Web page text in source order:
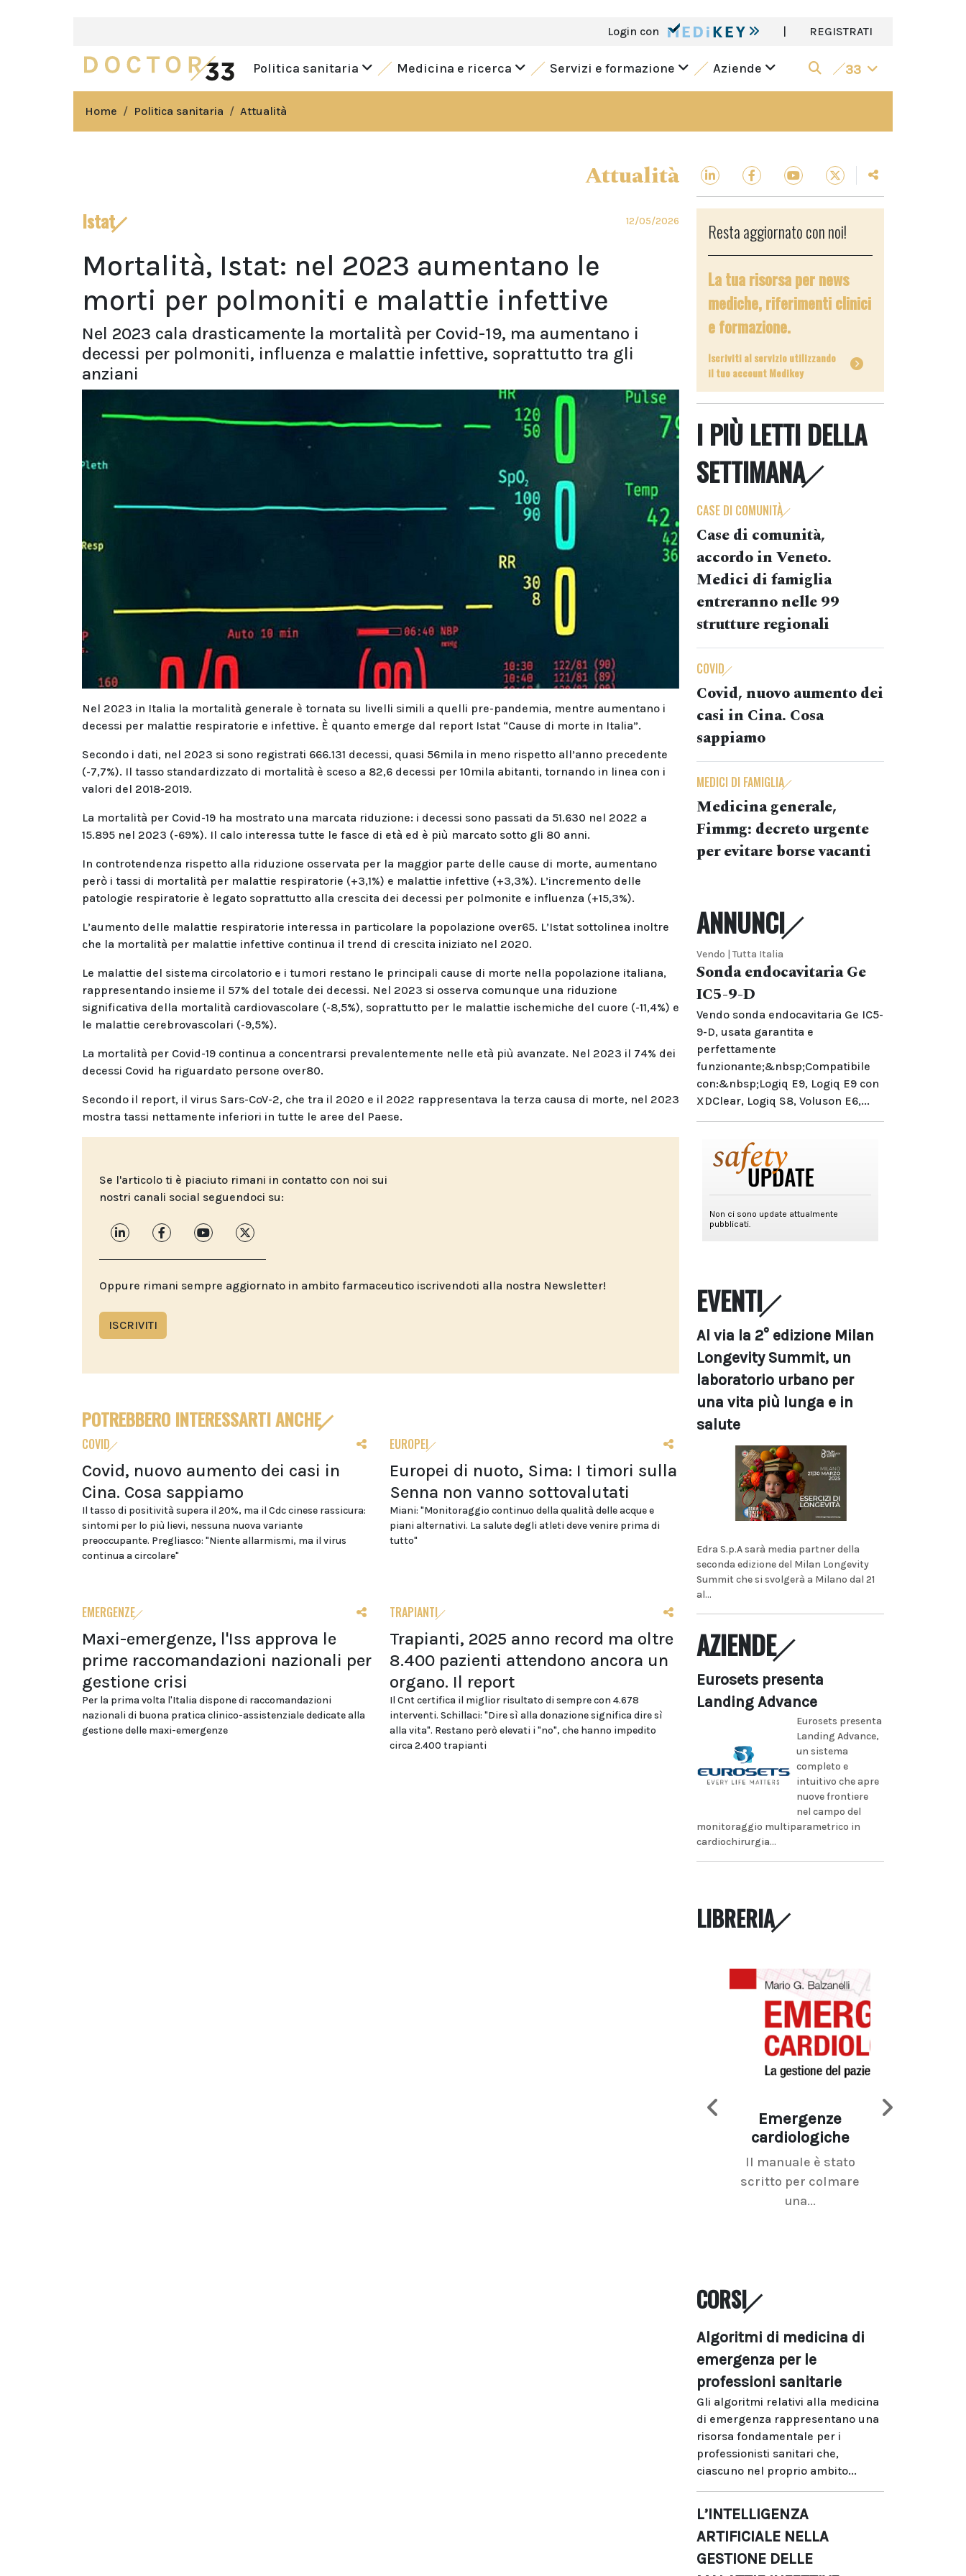
Login con | REGISTRATI
Politica sanitaria Medicina e ricerca Servizi e formazione Aziende 33
Home Politica sanitaria Attualità
Attualità
Istat 12/05/2026
Mortalità, Istat: nel 2023 aumentano le
morti per polmoniti e malattie infettive
Nel 2023 cala drasticamente la mortalità per Covid-19, ma aumentano i
decessi per polmoniti, influenza e malattie infettive, soprattutto tra gli
anziani
Nel 2023 in Italia la mortalità generale è tornata su livelli simili a quelli pre-pandemia, mentre aumentano i
decessi per malattie respiratorie e infettive. È quanto emerge dal report Istat “Cause di morte in Italia”.
Secondo i dati, nel 2023 si sono registrati 666.131 decessi, quasi 56mila in meno rispetto all’anno precedente
(-7,7%). Il tasso standardizzato di mortalità è sceso a 82,6 decessi per 10mila abitanti, tornando in linea con i
valori del 2018-2019.
La mortalità per Covid-19 ha mostrato una marcata riduzione: i decessi sono passati da 51.630 nel 2022 a
15.895 nel 2023 (-69%). Il calo interessa tutte le fasce di età ed è più marcato sotto gli 80 anni.
In controtendenza rispetto alla riduzione osservata per la maggior parte delle cause di morte, aumentano
però i tassi di mortalità per malattie respiratorie (+3,1%) e malattie infettive (+3,3%). L’incremento delle
patologie respiratorie è legato soprattutto alla crescita dei decessi per polmonite e influenza (+15,3%).
L’aumento delle malattie respiratorie interessa in particolare la popolazione over65. L’Istat sottolinea inoltre
che la mortalità per malattie infettive continua il trend di crescita iniziato nel 2020.
Le malattie del sistema circolatorio e i tumori restano le principali cause di morte nella popolazione italiana,
rappresentando insieme il 57% del totale dei decessi. Nel 2023 si osserva comunque una riduzione
significativa della mortalità cardiovascolare (-8,5%), soprattutto per le malattie ischemiche del cuore (-11,4%) e
le malattie cerebrovascolari (-9,5%).
La mortalità per Covid-19 continua a concentrarsi prevalentemente nelle età più avanzate. Nel 2023 il 74% dei
decessi Covid ha riguardato persone over80.
Secondo il report, il virus Sars-CoV-2, che tra il 2020 e il 2022 rappresentava la terza causa di morte, nel 2023
mostra tassi nettamente inferiori in tutte le aree del Paese.
Se l'articolo ti è piaciuto rimani in contatto con noi sui
nostri canali social seguendoci su:
Oppure rimani sempre aggiornato in ambito farmaceutico iscrivendoti alla nostra Newsletter!
ISCRIVITI
POTREBBERO INTERESSARTI ANCHE
COVID
Covid, nuovo aumento dei casi in
Cina. Cosa sappiamo
Il tasso di positività supera il 20%, ma il Cdc cinese rassicura:
sintomi per lo più lievi, nessuna nuova variante
preoccupante. Pregliasco: "Niente allarmismi, ma il virus
continua a circolare"
EUROPEI
Europei di nuoto, Sima: I timori sulla
Senna non vanno sottovalutati
Miani: "Monitoraggio continuo della qualità delle acque e
piani alternativi. La salute degli atleti deve venire prima di
tutto"
EMERGENZE
Maxi-emergenze, l'Iss approva le
prime raccomandazioni nazionali per
gestione crisi
Per la prima volta l'Italia dispone di raccomandazioni
nazionali di buona pratica clinico-assistenziale dedicate alla
gestione delle maxi-emergenze
TRAPIANTI
Trapianti, 2025 anno record ma oltre
8.400 pazienti attendono ancora un
organo. Il report
Il Cnt certifica il miglior risultato di sempre con 4.678
interventi. Schillaci: "Dire sì alla donazione significa dire sì
alla vita". Restano però elevati i "no", che hanno impedito
circa 2.400 trapianti
Resta aggiornato con noi!
La tua risorsa per news
mediche, riferimenti clinici
e formazione.
Iscriviti al servizio utilizzando
il tuo account Medikey
I PIÙ LETTI DELLA
SETTIMANA
CASE DI COMUNITÀ
Case di comunità,
accordo in Veneto.
Medici di famiglia
entreranno nelle 99
strutture regionali
COVID
Covid, nuovo aumento dei
casi in Cina. Cosa
sappiamo
MEDICI DI FAMIGLIA
Medicina generale,
Fimmg: decreto urgente
per evitare borse vacanti
ANNUNCI
Vendo | Tutta Italia
Sonda endocavitaria Ge
IC5-9-D
Vendo sonda endocavitaria Ge IC5-
9-D, usata garantita e
perfettamente
funzionante;&nbsp;Compatibile
con:&nbsp;Logiq E9, Logiq E9 con
XDClear, Logiq S8, Voluson E6,...
EVENTI
Al via la 2° edizione Milan
Longevity Summit, un
laboratorio urbano per
una vita più lunga e in
salute
Edra S.p.A sarà media partner della
seconda edizione del Milan Longevity
Summit che si svolgerà a Milano dal 21
al...
AZIENDE
Eurosets presenta
Landing Advance
Eurosets presenta
Landing Advance,
un sistema
completo e
intuitivo che apre
nuove frontiere
nel campo del
monitoraggio multiparametrico in
cardiochirurgia...
LIBRERIA
Emergenze
cardiologiche
Il manuale è stato
scritto per colmare
una...
CORSI
Algoritmi di medicina di
emergenza per le
professioni sanitarie
Gli algoritmi relativi alla medicina
di emergenza rappresentano una
risorsa fondamentale per i
professionisti sanitari che,
ciascuno nel proprio ambito...
L’INTELLIGENZA
ARTIFICIALE NELLA
GESTIONE DELLE